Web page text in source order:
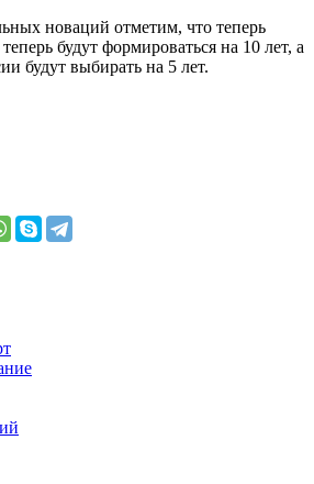
новаций отметим, что теперь
будут формироваться на 10 лет, а
будут выбирать на 5 лет.